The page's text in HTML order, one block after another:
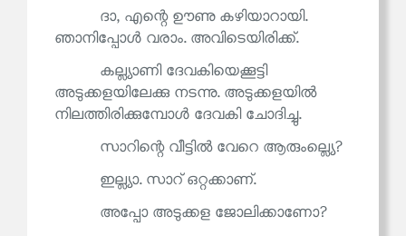
ദാ, എന്റെ ഊണു കഴിയാറായി.
ഞാനിപ്പോൾ വരാം. അവിടെയിരിക്ക്.
കല്ല്യാണി ദേവകിയെക്കൂട്ടി
അടുക്കളയിലേക്കു നടന്നു. അടുക്കളയിൽ
നിലത്തിരിക്കുമ്പോൾ ദേവകി ചോദിച്ചു.
സാറിന്റെ വീട്ടിൽ വേറെ ആരുംല്ല്യെ?
ഇല്ല്യാ. സാറ് ഒറ്റക്കാണ്.
അപ്പോ അടുക്കള ജോലിക്കാണോ?